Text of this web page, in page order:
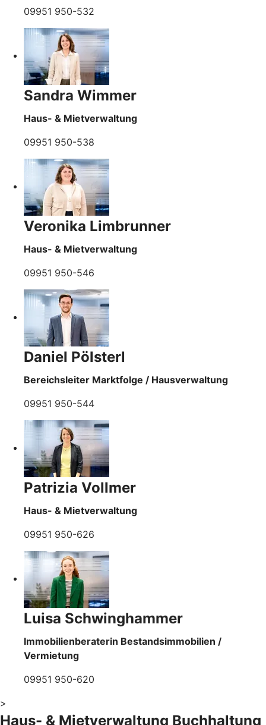
09951 950-532
Sandra Wimmer
Haus- & Mietverwaltung
09951 950-538
Veronika Limbrunner
Haus- & Mietverwaltung
09951 950-546
Daniel Pölsterl
Bereichsleiter Marktfolge / Hausverwaltung
09951 950-544
Patrizia Vollmer
Haus- & Mietverwaltung
09951 950-626
Luisa Schwinghammer
Immobilienberaterin Bestandsimmobilien /
Vermietung
09951 950-620
>
Haus- & Mietverwaltung Buchhaltung